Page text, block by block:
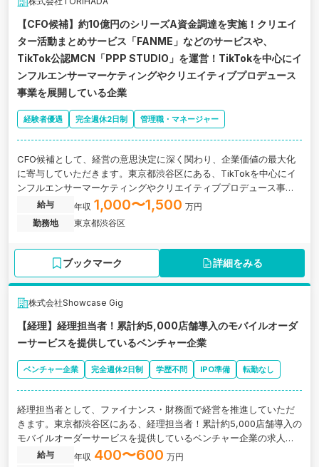
【CFO候補】約10億円のシリーズA資金調達を実施！クリエイ
ター活動まとめサービス「FANME」などのサービスや、
TikTok公認MCN「PPP STUDIO」を運営！TikTokを中心にイ
ンフルエンサーマーケティングやクリエイティブプロデュース
事業を展開している企業
経験者優遇 完全週休2日制 管理職・マネージャー
CFO候補として、経営の意思決定に深く関わり、企業価値の最大化
に寄与していただきます。東京都渋谷区にある、TikTokを中心にイ
ンフルエンサーマーケティングやクリエイティブプロデュース事業
を展開している企業の求人です。
給与 年収 1,000〜1,500 万円
勤務地
東京都渋谷区
ブックマーク 詳細をみる
株式会社Showcase Gig
【経理】経理担当者！累計約5,000店舗導入のモバイルオーダ
ーサービスを提供しているベンチャー企業
ベンチャー企業 完全週休2日制 学歴不問 IPO準備 転勤なし
経理担当者として、ファイナンス・財務面で経営を推進していただ
きます。東京都渋谷区にある、経理担当者！累計約5,000店舗導入の
モバイルオーダーサービスを提供しているベンチャー企業の求人で
給与 年収 400〜600 万円